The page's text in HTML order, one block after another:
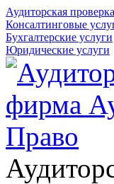
Аудиторская проверка
Консалтинговые
Бухгалтерские услуги
Юридические услуги